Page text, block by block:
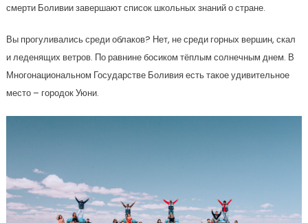
смерти Боливии завершают список школьных знаний о стране.
Вы прогуливались среди облаков? Нет, не среди горных вершин, скал
и леденящих ветров. По равнине босиком тёплым солнечным днем. В
Многонациональном Государстве Боливия есть такое удивительное
место – городок Уюни.